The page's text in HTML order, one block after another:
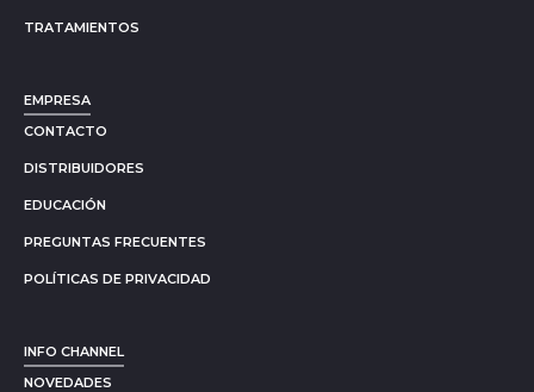
TRATAMIENTOS
EMPRESA
CONTACTO
DISTRIBUIDORES
EDUCACIÓN
PREGUNTAS FRECUENTES
POLÍTICAS DE PRIVACIDAD
INFO CHANNEL
NOVEDADES